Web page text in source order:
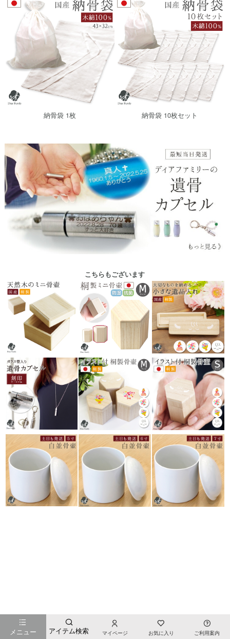
メニュー アイテム検索 マイページ お気に入り ご利用案内
納骨袋 1枚 納骨袋 10枚セット
こちらもございます
お店のTOPページへ戻る